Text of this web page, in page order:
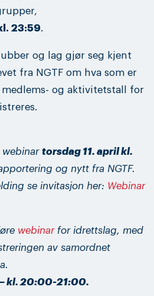
23:59.
og lag gjør seg kjent
fra NGTF om hva som er
og aktivitetstall for
webinar torsdag 11. april kl.
og nytt fra NGTF.
se invitasjon her: Webinar
webinarfor idrettslag, med
av samordnet
kl. 20:00-21:00.